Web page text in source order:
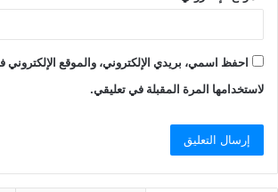
احفظ اسمي، بريدي الإلكتروني، والموقع
لاستخدامها المرة المقبلة في تعليقي.